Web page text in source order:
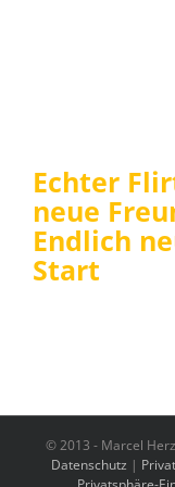
Echter
neue
Endlich
Start
© 2013 - Marcel
Datenschutz |